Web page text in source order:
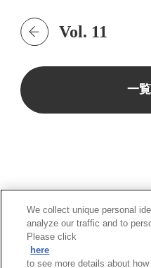
Vol. 11
一
阪神グループは
We collect unique personal
analyze our traffic and to
Please click
here
to see more details about